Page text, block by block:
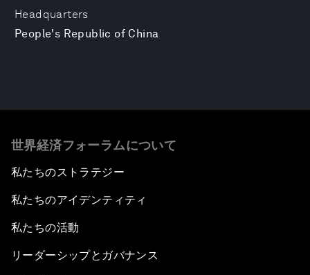
Headquarters
People's Republic of China
世界経済フォーラムについて
私たちのストラテジー
私たちのアイデンティティ
私たちの活動
リーダーシップとガバナンス